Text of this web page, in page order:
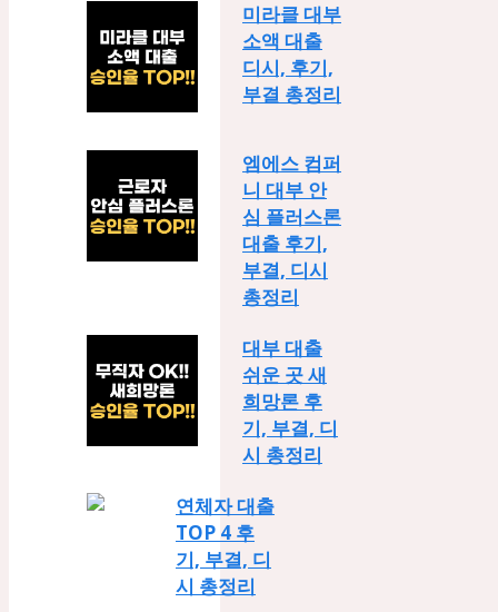
미라클 대부
소액 대출
디시, 후기,
부결 총정리
엠에스 컴퍼
니 대부 안
심 플러스론
대출 후기,
부결, 디시
총정리
대부 대출
쉬운 곳 새
희망론 후
기, 부결, 디
시 총정리
연체자 대출
TOP 4 후
기, 부결, 디
시 총정리